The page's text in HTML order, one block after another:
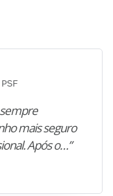
sempre
mais seguro
Após o…”